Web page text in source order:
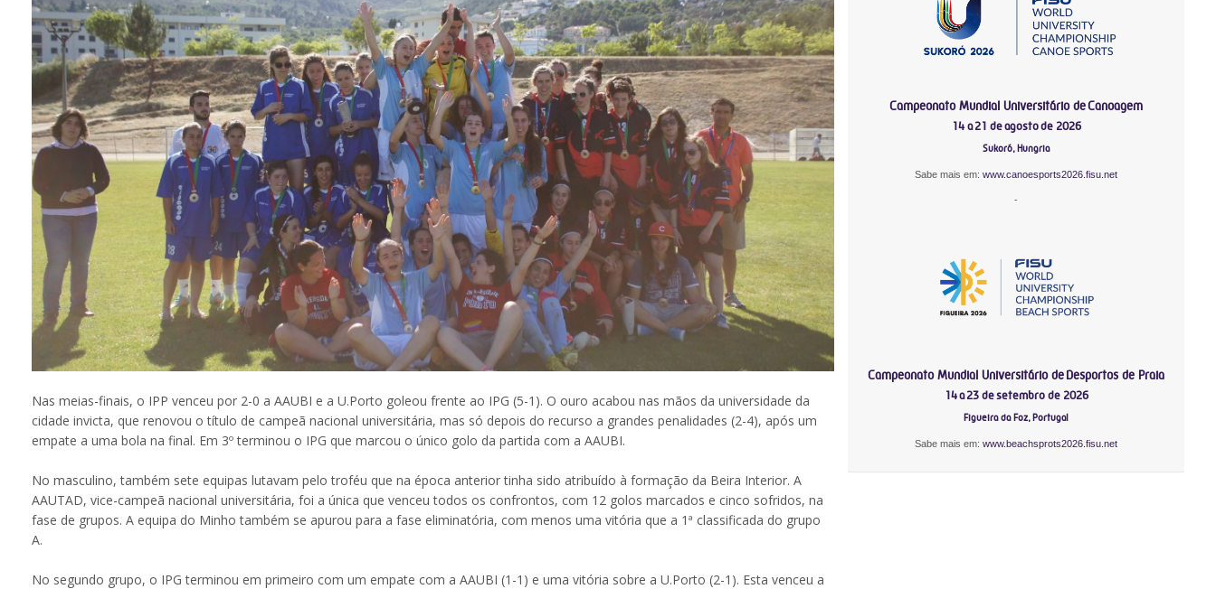
Nas meias-finais, o IPP venceu por 2-0 a AAUBI e a U.Porto goleou frente ao IPG (5-1). O ouro acabou nas mãos da universidade da
cidade invicta, que renovou o título de campeã nacional universitária, mas só depois do recurso a grandes penalidades (2-4), após um
empate a uma bola na final. Em 3º terminou o IPG que marcou o único golo da partida com a AAUBI.
No masculino, também sete equipas lutavam pelo troféu que na época anterior tinha sido atribuído à formação da Beira Interior. A
AAUTAD, vice-campeã nacional universitária, foi a única que venceu todos os confrontos, com 12 golos marcados e cinco sofridos, na
fase de grupos. A equipa do Minho também se apurou para a fase eliminatória, com menos uma vitória que a 1ª classificada do grupo
A.
No segundo grupo, o IPG terminou em primeiro com um empate com a AAUBI (1-1) e uma vitória sobre a U.Porto (2-1). Esta venceu a
Campeonato Mundial Universitário de Canoagem
14 a 21 de agosto de 2026
Sukoró, Hungria
Sabe mais em:www.canoesports2026.fisu.net
-
Campeonato Mundial Universitário de Desportos de Praia
14 a 23 de setembro de 2026
Figueira da Foz, Portugal
Sabe mais em:www.beachsprots2026.fisu.net